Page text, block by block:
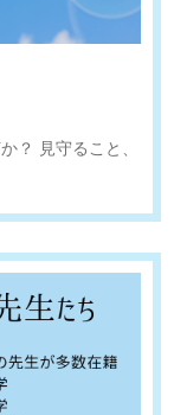
？ 見守ること、